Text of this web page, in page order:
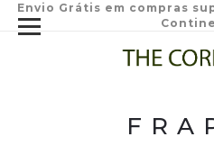
Envio Grátis em compras